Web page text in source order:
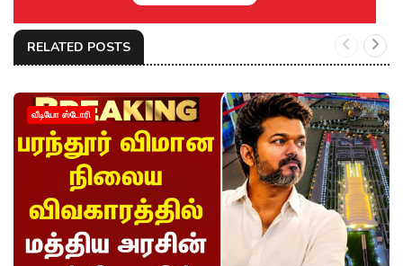
RELATED POSTS
வீடியோ ஸ்டோரி